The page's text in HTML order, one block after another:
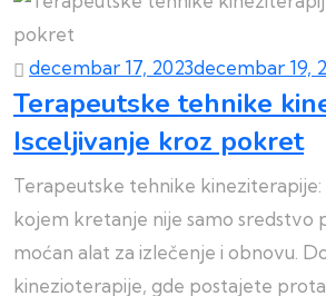
decembar 17, 2023decembar 19,
Terapeutske tehnike
Isceljivanje kroz pokret
Terapeutske tehnike kineziterapije:
kojem kretanje nije samo sredstvo
moćan alat za izlečenje i obnovu.
kinezioterapije, gde postajete